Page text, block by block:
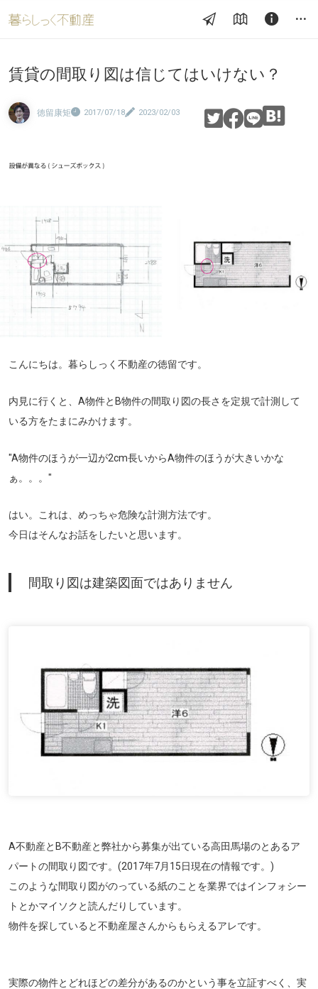
賃貸の間取り図は信じてはいけない？
徳留康矩 2017/07/18 2023/02/03
こんにちは。暮らしっく不動産の徳留です。
内見に行くと、A物件とB物件の間取り図の長さを定規で計測して
いる方をたまにみかけます。
"A物件のほうが一辺が2cm長いからA物件のほうが大きいかな
ぁ。。。"
はい。これは、めっちゃ危険な計測方法です。
今日はそんなお話をしたいと思います。
間取り図は建築図面ではありません
A不動産とB不動産と弊社から募集が出ている高田馬場のとあるア
パートの間取り図です。(2017年7月15日現在の情報です。)
このような間取り図がのっている紙のことを業界ではインフォシー
トとかマイソクと読んだりしています。
物件を探していると不動産屋さんからもらえるアレです。
実際の物件とどれほどの差分があるのかという事を立証すべく、実